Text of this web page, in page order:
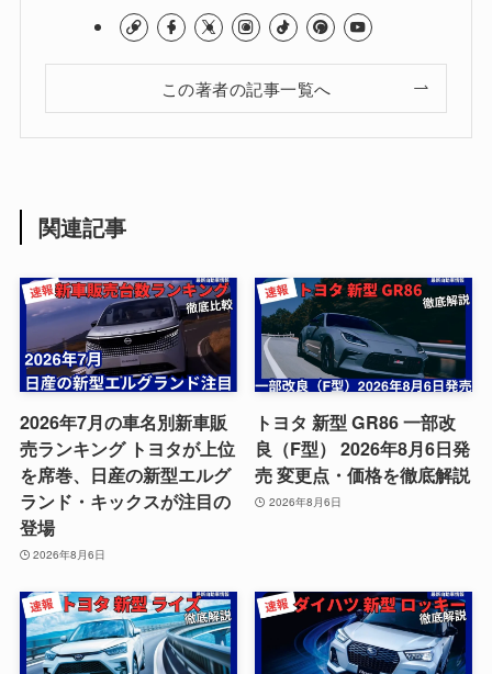
この著者の記事一覧へ
関連記事
2026年7月の車名別新車販
売ランキング トヨタが上位
を席巻、日産の新型エルグ
ランド・キックスが注目の
登場
2026年8月6日
トヨタ 新型 GR86 一部改
良（F型） 2026年8月6日発
売 変更点・価格を徹底解説
2026年8月6日